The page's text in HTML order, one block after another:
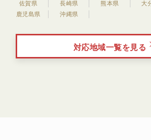
佐賀県
長崎県 熊本県 大
鹿児島県
沖縄県
対応地域一覧を見る